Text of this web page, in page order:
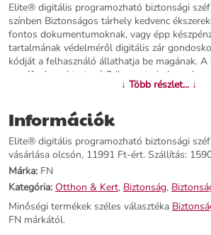
Elite® digitális programozható biztonsági
színben Biztonságos tárhely kedvenc
fontos dokumentumoknak, vagy épp
tartalmának védelméről digitális zár
kódját a felhasználó állathatja be magának.
a széf a hozzá tartozó 2db mesterkulcs
ki. Kialakításának köszönhetően önállóan,
szükséges csavarokat, dübeleket is.
önállóan is használható Jobbra, nagy szögben
zárórudak Acél oldalfalak Digitális számzár
működés - az elemeket a csomag tartalmazza
cm Űrtartalma: kb 6 liter Súlya kb. 2.5 kg
tartalma 1 db digitális széf 2 db mesterkulcs
2 db rögzítő dübel 4 db AA ceruzaelem
További információk>>
↓ Több részlet... ↓
Információk
Elite® digitális programozható biztonsági
vásárlása olcsón, 11991 Ft-ért. Szállítás:
Márka: FN
Kategória: Otthon & Kert, Biztonság,
Minőségi termékek széles választéka
FN márkától.